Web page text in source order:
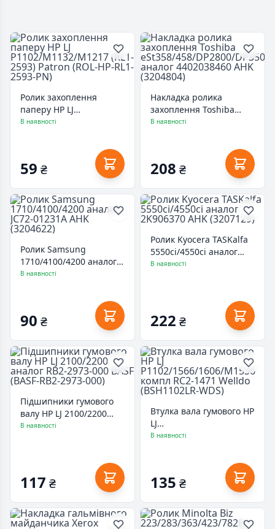
Ролик захоплення
паперу HP LJ
P1102/M1132/M1217
В наявності
59 ₴
Накладка ролика
захоплення Toshiba
eSt358/458/DP2800/DP3500/
В наявності
208 ₴
Ролик Samsung
1710/4100/4200 аналог
JC72-01231A AHK
В наявності
90 ₴
Ролик Kyocera TASKalfa
5550ci/4550ci аналог
2K906370 AHK (3207129)
В наявності
222 ₴
Підшипники гумового
валу HP LJ 2100/2200
аналог RB2-2973-000
В наявності
117 ₴
Втулка вала гумового HP
LJ
P1102/1566/1606/M1536
В наявності
135 ₴